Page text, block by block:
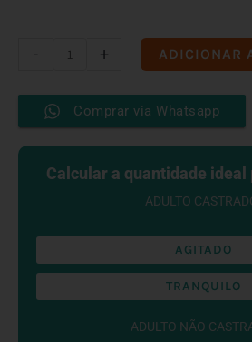
-
Pescadinho
Mar
Congelado
+ ADICIONAR
Comprar via Whatsapp
Calcular a quantidade ideal
ADULTO
AGITADO
TRANQUILO
ADULTO NÃO